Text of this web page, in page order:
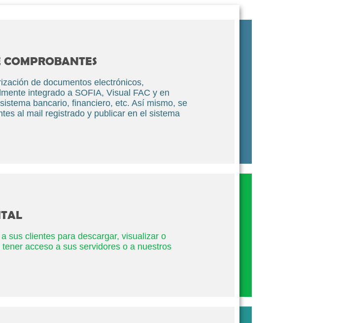
de documentos electrónicos,
integrado a SOFIA, Visual FAC y en
bancario, financiero, etc. Así mismo, se
al mail registrado y publicar en el sistema
sus clientes para descargar, visualizar o
acceso a sus servidores o a nuestros